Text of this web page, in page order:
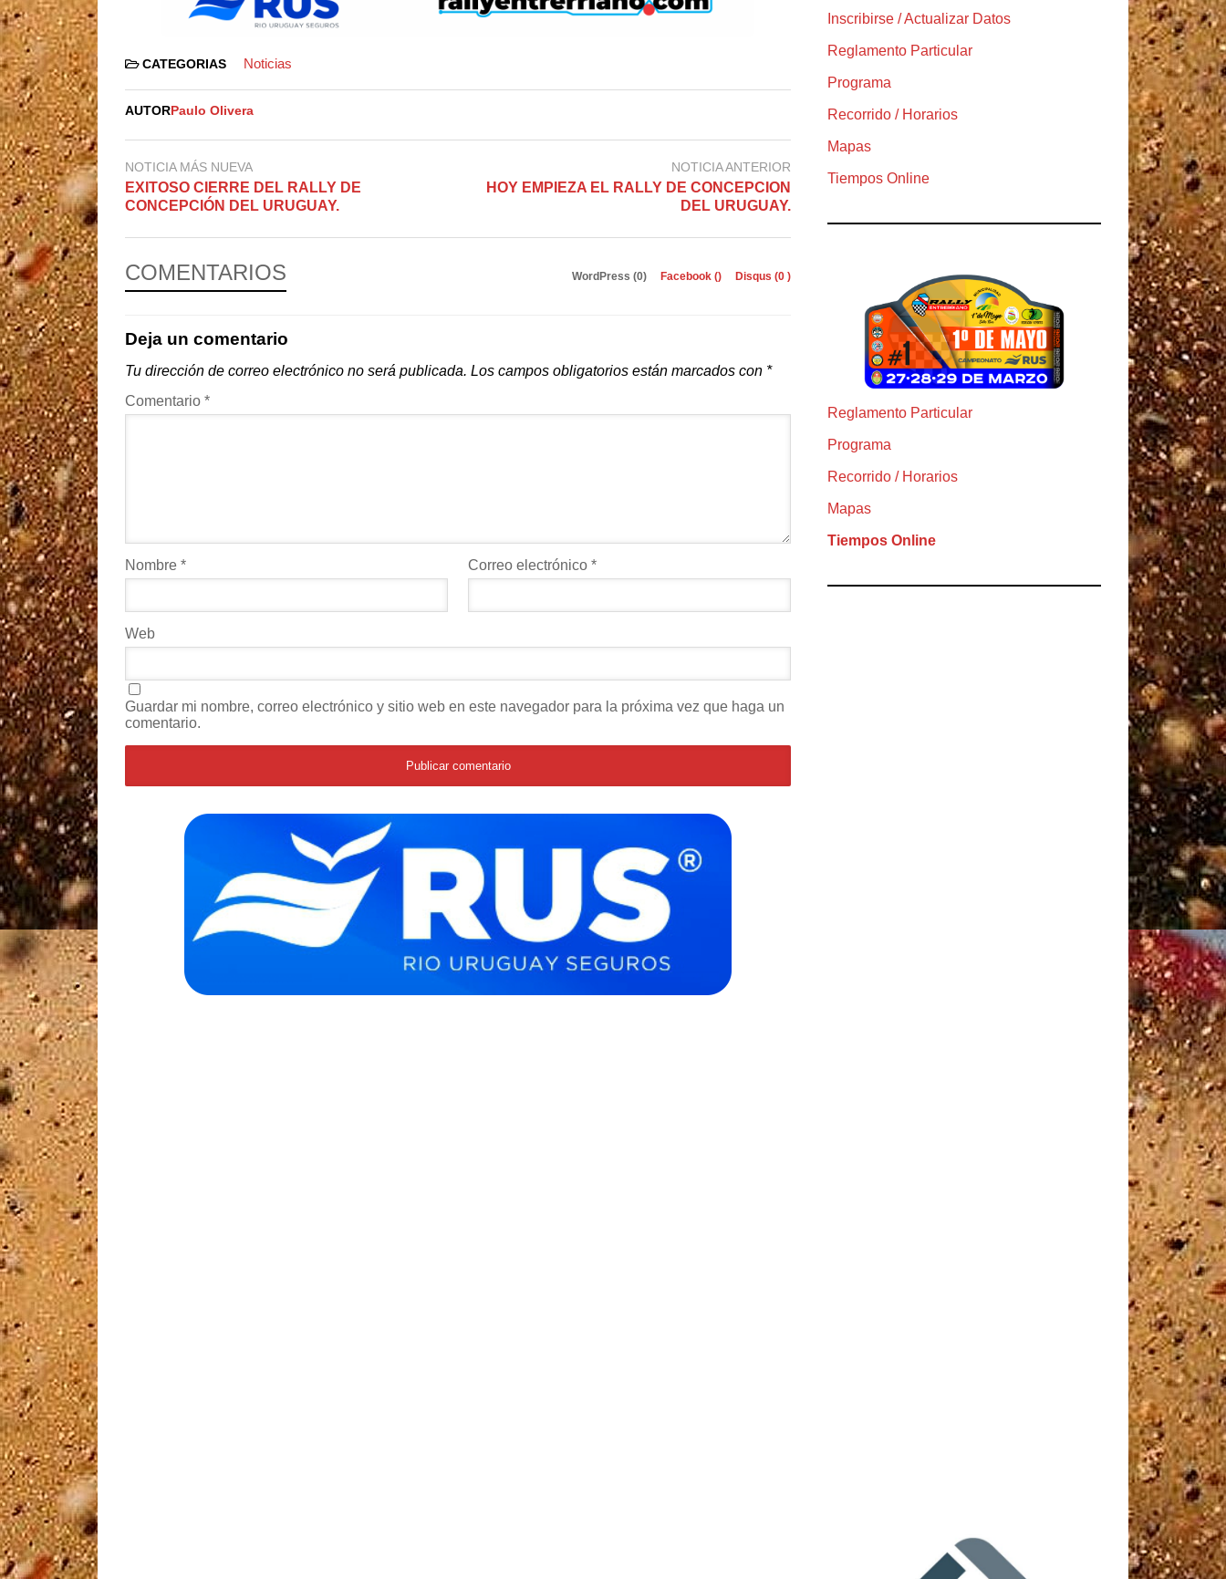
CATEGORIAS Noticias
AUTOR Paulo Olivera
NOTICIA MÁS NUEVA
EXITOSO CIERRE DEL RALLY DE
CONCEPCIÓN DEL URUGUAY.
NOTICIA ANTERIOR
HOY EMPIEZA EL RALLY DE CONCEPCION
DEL URUGUAY.
COMENTARIOS WordPress (0) Facebook () Disqus (0 )
Deja un comentario
Tu dirección de correo electrónico no será publicada. Los campos obligatorios están marcados con *
Comentario *
Nombre * Correo electrónico *
Web
Guardar mi nombre, correo electrónico y sitio web en este navegador para la próxima vez que haga un
comentario.
Inscribirse / Actualizar Datos
Reglamento Particular
Programa
Recorrido / Horarios
Mapas
Tiempos Online
Reglamento Particular
Programa
Recorrido / Horarios
Mapas
Tiempos Online